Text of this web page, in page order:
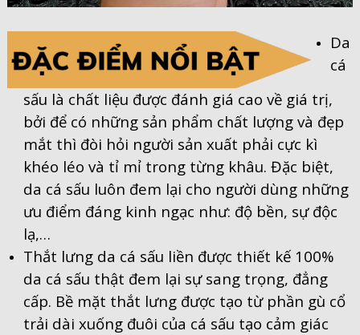
Da
cá
sấu là chất liệu được đánh giá cao về giá trị,
bởi để có những sản phẩm chất lượng và đẹp
mắt thì đòi hỏi người sản xuất phải cực kì
khéo léo và tỉ mỉ trong từng khâu. Đặc biệt,
da cá sấu luôn đem lại cho người dùng những
ưu điểm đáng kinh ngạc như: độ bền, sự độc
lạ,…
Thắt lưng da cá sấu liền được thiết kế 100%
da cá sấu thật đem lại sự sang trọng, đẳng
cấp. Bề mặt thắt lưng được tạo từ phần gù cổ
trải dài xuống đuôi của cá sấu tạo cảm giác